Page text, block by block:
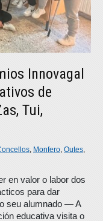
Innovagal
de
Tui,
, Monfero, Outes,
en valor o labor dos
para dar
seu alumnado — A
educativa visita o